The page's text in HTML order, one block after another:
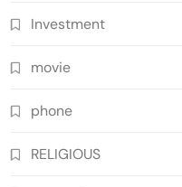
Investment
movie
phone
RELIGIOUS